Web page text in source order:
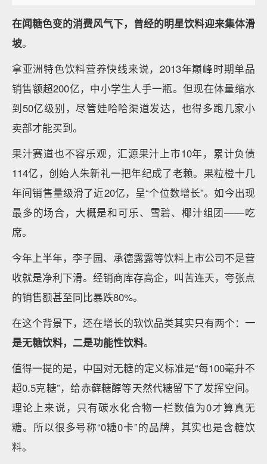
在闻糖色变的消费风气下，曾经的明星饮料迎来集体滑
坡。
拿亚洲特色饮料营养快线来说，2013年巅峰时期单品
销售额超200亿，中小学生人手一瓶。但现在体量缩水
到50亿级别，尽管娃哈哈渠道发达，也得多跑几家小
卖部才能买到。
果汁赛道也不容乐观，汇源果汁上市10年，累计负债
114亿，创始人朱新礼一把年纪成了老赖。果粒橙十几
年间销售量级滑了近20亿，呈“个位数增长”。如今出现
最多的场合，大概是和可乐、雪碧、椰汁组团——吃
席。
今年上半年，李子园、承德露露等饮料上市公司不是营
收就是净利下滑。经销商库存高企，叫苦连天，夸张点
的销售额甚至同比暴跌80%。
在这个背景下，还在增长的软饮品类其实只有两个： 一
是无糖饮料，二是功能性饮料。
值得一提的是，中国对无糖的定义标准是“每100毫升不
超0.5克糖”，给赤藓糖醇等天然代糖留下了发挥空间。
理论上来说，只有碳水化合物一栏数值为0才算真无
糖。所以很多号称“0糖0卡”的品牌，其实也是含糖饮
料。